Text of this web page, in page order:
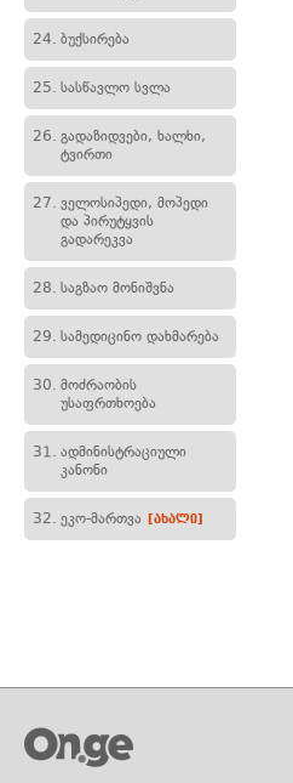
24. ბუქსირება
25. სასწავლო სვლა
26. გადაზიდვები, ხალხი,
ტვირთი
27. ველოსიპედი, მოპედი
და პირუტყვის
გადარეკვა
28. საგზაო მონიშვნა
29. სამედიცინო დახმარება
30. მოძრაობის
უსაფრთხოება
31. ადმინისტრაციული
კანონი
32. ეკო-მართვა [ახალი]